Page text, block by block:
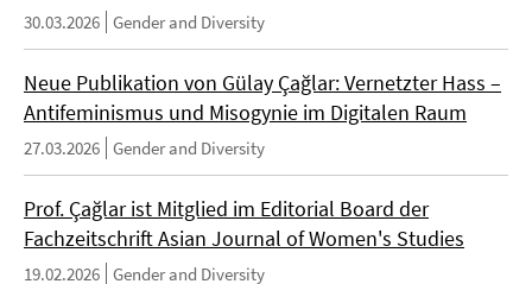
30.03.2026 Gender and Diversity
Neue Publikation von Gülay Çağlar: Vernetzter Hass –
Antifeminismus und Misogynie im Digitalen Raum
27.03.2026 Gender and Diversity
Prof. Çağlar ist Mitglied im Editorial Board der
Fachzeitschrift Asian Journal of Women's Studies
19.02.2026 Gender and Diversity